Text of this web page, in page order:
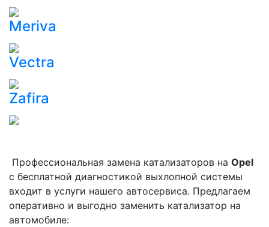
Meriva
Vectra
Zafira
Профессиональная замена катализаторов на Opel
с бесплатной диагностикой выхлопной системы
входит в услуги нашего автосервиса. Предлагаем
оперативно и выгодно заменить катализатор на
автомобиле: